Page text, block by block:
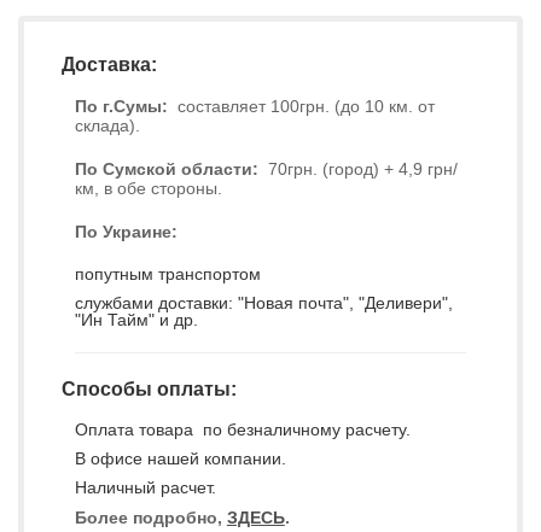
Доставка:
По г.Сумы: составляет 100грн. (до 10 км. от
склада).
По Сумской области: 70грн. (город) + 4,9 грн/
км, в обе стороны.
По Украине:
попутным транспортом
службами доставки: "Новая почта", "Деливери",
"Ин Тайм" и др.
Способы оплаты:
Оплата товара по безналичному расчету.
В офисе нашей компании.
Наличный расчет.
Более подробно, ЗДЕСЬ.